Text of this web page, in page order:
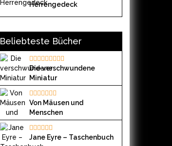
Herrengedeck
Beliebteste Bücher
Die verschwundene
Miniatur
Von Mäusen und
Menschen
Jane Eyre – Taschenbuch